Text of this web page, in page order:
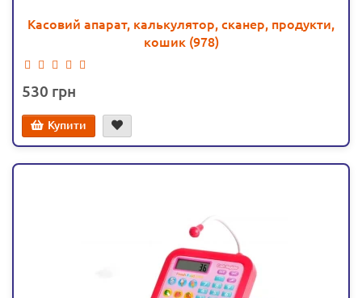
Касовий апарат, калькулятор, сканер, продукти,
кошик (978)
530
Купити